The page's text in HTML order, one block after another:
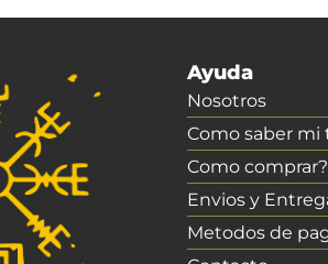
Ayuda
Nosotros
Como saber mi
Como comprar?
Envios y
Metodos de